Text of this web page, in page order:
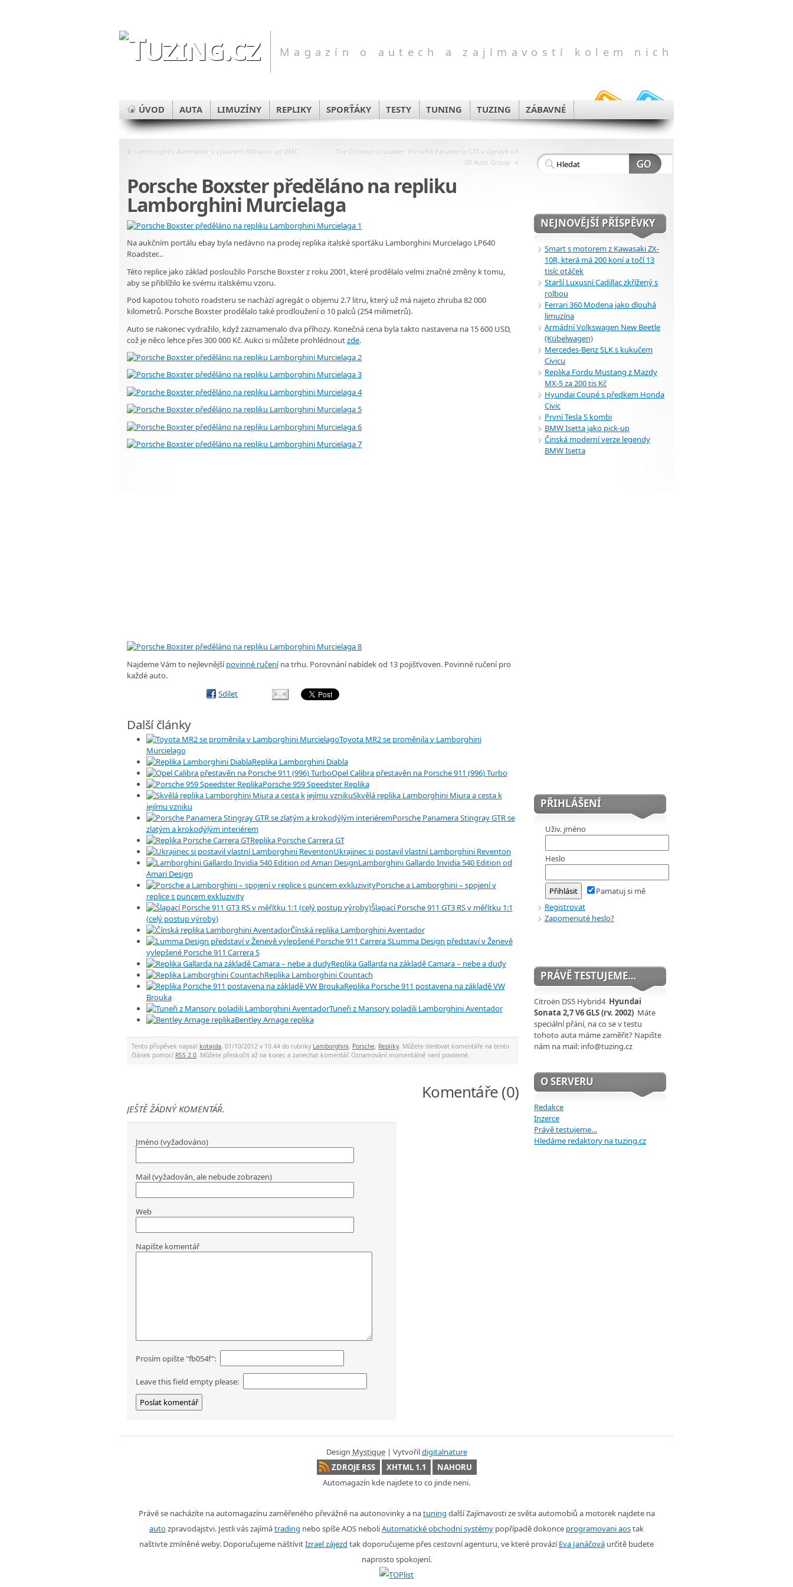
Magazín o autech a zajímavostí kolem nich
ÚVOD AUTA LIMUZÍNY REPLIKY SPORŤÁKY TESTY TUNING TUZING ZÁBAVNÉ
« Lamborghini Aventador s výkonem 900 koní od DMC
The Crimson Crusader: Porsche Panamera GTS v úpravě od
SR Auto Group »
Porsche Boxster předěláno na repliku
Lamborghini Murcielaga
Na aukčním portálu ebay byla nedávno na prodej replika italské sporťáku Lamborghini Murcielago LP640
Roadster…
Této replice jako základ posloužilo Porsche Boxster z roku 2001, které prodělalo velmi značné změny k tomu,
aby se přiblížilo ke svému italskému vzoru.
Pod kapotou tohoto roadsteru se nachází agregát o objemu 2.7 litru, který už má najeto zhruba 82 000
kilometrů. Porsche Boxster prodělalo také prodloužení o 10 palců (254 milimetrů).
Auto se nakonec vydražilo, když zaznamenalo dva příhozy. Konečná cena byla takto nastavena na 15 600 USD,
což je něco lehce přes 300 000 Kč. Aukci si můžete prohlédnoutzde.
Najdeme Vám to nejlevnějšípovinné ručenína trhu. Porovnání nabídek od 13 pojišťvoven. Povinné ručení pro
každé auto.
Sdílet
Další články
Toyota MR2 se proměnila v Lamborghini
Murcielago
Replika Lamborghini Diabla
Opel Calibra přestavěn na Porsche 911 (996) Turbo
Porsche 959 Speedster Replika
Skvělá replika Lamborghini Miura a cesta k
jejímu vzniku
Porsche Panamera Stingray GTR se
zlatým a krokodýlým interiérem
Replika Porsche Carrera GT
Ukrajinec si postavil vlastní Lamborghini Reventon
Lamborghini Gallardo Invidia 540 Edition od
Amari Design
Porsche a Lamborghini – spojení v
replice s puncem exkluzivity
Šlapací Porsche 911 GT3 RS v měřítku 1:1
(celý postup výroby)
Čínská replika Lamborghini Aventador
Lumma Design představí v Ženevě
vylepšené Porsche 911 Carrera S
Replika Gallarda na základě Camara – nebe a dudy
Replika Lamborghini Countach
Replika Porsche 911 postavena na základě VW
Brouka
Tuneři z Mansory poladili Lamborghini Aventador
Bentley Arnage replika
Tento příspěvek napsal kotajda, 01/10/2012 v 10.44 do rubriky Lamborghini, Porsche, Repliky. Můžete sledovat komentáře na tento
článek pomocí RSS 2.0. Můžete přeskočit až na konec a zanechat komentář. Oznamování momentálně není povolené.
Komentáře (0)
JEŠTĚ ŽÁDNÝ KOMENTÁŘ.
Jméno (vyžadováno)
Mail (vyžadován, ale nebude zobrazen)
Web
Napište komentář
Prosím opište "fb054f":
Leave this field empty please:
NEJNOVĚJŠÍ PŘÍSPĚVKY
Smart s motorem z Kawasaki ZX-
10R, která má 200 koní a točí 13
tisíc otáček
Starší Luxusní Cadillac zkřížený s
rolbou
Ferrari 360 Modena jako dlouhá
limuzína
Armádní Volkswagen New Beetle
(Kübelwagen)
Mercedes-Benz SLK s kukučem
Civicu
Replika Fordu Mustang z Mazdy
MX-5 za 200 tis Kč
Hyundai Coupé s předkem Honda
Civic
První Tesla S kombi
BMW Isetta jako pick-up
Činská moderní verze legendy
BMW Isetta
PŘIHLÁŠENÍ
Uživ. jméno
Heslo
Pamatuj si mě
Registrovat
Zapomenuté heslo?
PRÁVĚ TESTUJEME…
Citroën DS5 Hybrid4 Hyundai
Sonata 2,7 V6 GLS (rv. 2002) Máte
speciální přání, na co se v testu
tohoto auta máme zaměřit? Napište
nám na mail: info@tuzing.cz
O SERVERU
Redakce
Inzerce
Právě testujeme…
Hledáme redaktory na tuzing.cz
Design Mystique| Vytvořildigitalnature
ZDROJE RSS
XHTML 1.1
NAHORU
Automagazín kde najdete to co jinde neni.
Právě se nacházíte na automagazínu zaměřeného převážně na autonovinky a natuning další Zajímavosti ze světa automobiů a motorek najdete na
autozpravodajstvi. Jestli vás zajímátrading nebo spíše AOS neboliAutomatické obchodní systémy popřípadě dokonce programovani aostak
naštivte zmíněné weby. Doporučujeme náštívitIzrael zájezd tak doporučujeme přes cestovní agenturu, ve které provázíEva Janáčová určitě budete
naprosto spokojení.